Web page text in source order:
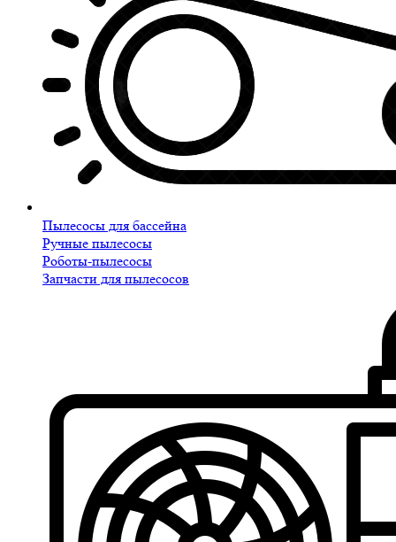
Пылесосы для бассейна
Ручные пылесосы
Роботы-пылесосы
Запчасти для пылесосов